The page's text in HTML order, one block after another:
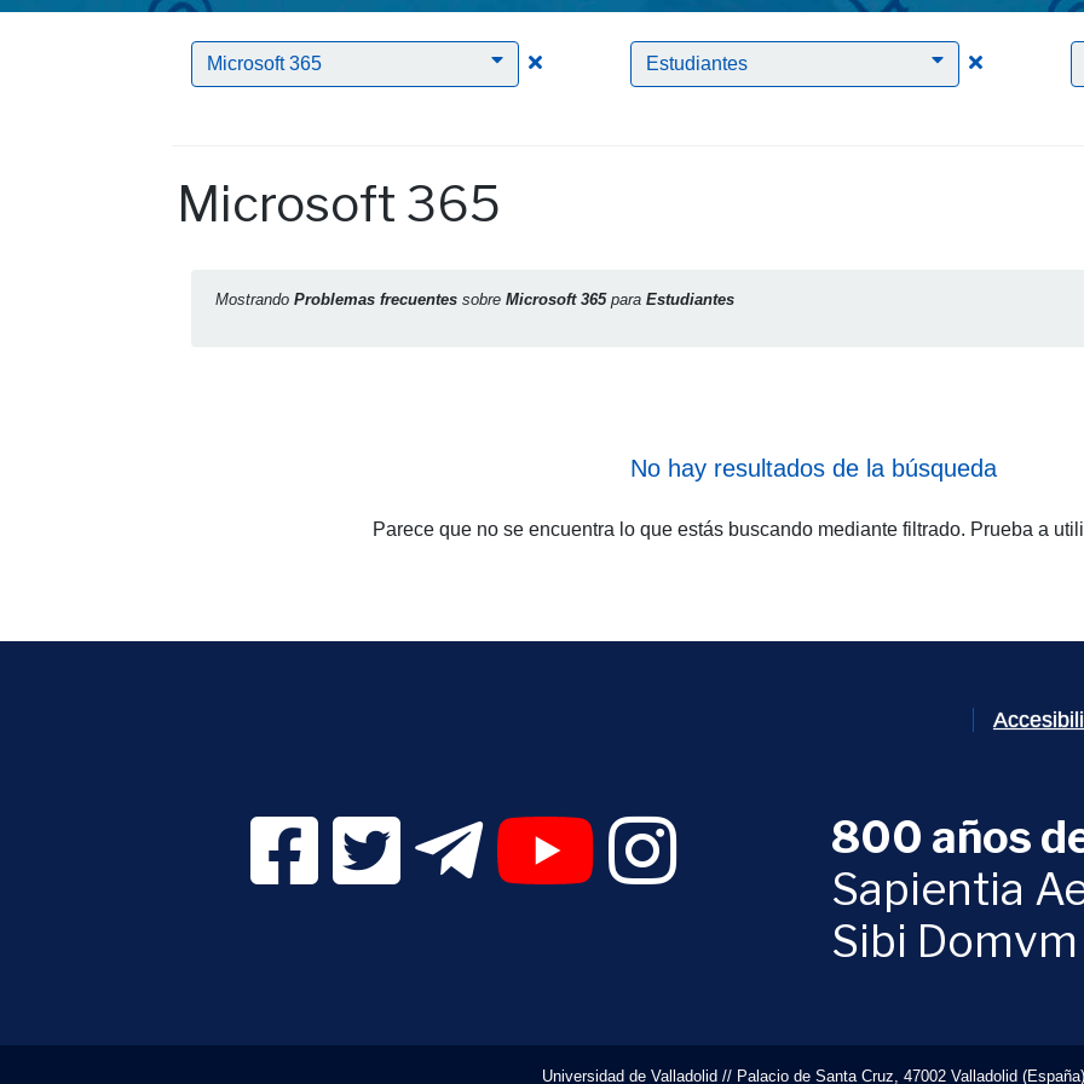
Microsoft 365 Clic para borrar el filtro Microsoft 365
Estudiantes Clic para
Microsoft 365
Mostrando Problemas frecuentes sobre Microsoft 365para Estudiantes
No hay resultados de la búsqueda
Parece que no se encuentra lo que estás buscando mediante filtrado. Prueba a
Facebook Digital UVa (se abrirá en una nueva ventana)
Twitter Digital UVa (se abrirá en una nueva ventana)
Telegram Digital UVa (se abrirá en una nueva ventana)
YouTube Digital UVa (se abrirá en una nueva ventana)
Instagram Digital UVa (se abrirá en una nueva
800 años
Sapientia
Sibi Domvm
Universidad de Valladolid // Palacio de Santa Cruz, 47002 Valladolid (España)